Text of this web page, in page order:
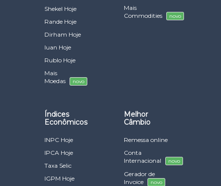
Shekel Hoje
Rande Hoje
Dirham Hoje
Iuan Hoje
Rublo Hoje
Mais
Moedas
novo
Mais
Commodities
novo
Índices
Econômicos
INPC Hoje
IPCA Hoje
Taxa Selic
IGPM Hoje
Melhor
Câmbio
Remessa online
Conta
Internacional
novo
Gerador de
Invoice
novo